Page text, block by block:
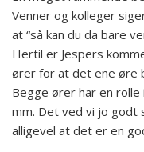
Venner og kolleger
at “så kan du da bare
Hertil er Jespers
ører for at det ene øre
Begge ører har en
mm. Det ved vi jo godt
alligevel at det er en